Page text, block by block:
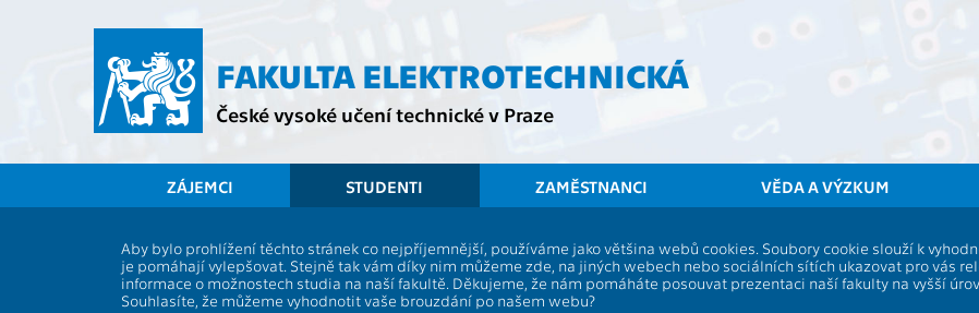
FAKULTA ELEKTROTECHNICKÁ
České vysoké učení technické v Praze
ZÁJEMCI STUDENTI ZAMĚSTNANCI VĚDA A VÝZKUM
Aby bylo prohlížení těchto stránek co nejpříjemnější, používáme jako většina webů cookies. Soubory cookie slouží k
je pomáhají vylepšovat. Stejně tak vám díky nim můžeme zde, na jiných webech nebo sociálních sítích ukazovat pro vás
informace o možnostech studia na naší fakultě. Děkujeme, že nám pomáháte posouvat prezentaci naší fakulty na vyšší
Souhlasíte, že můžeme vyhodnotit vaše brouzdání po našem webu?
Souhrnné informace
Vyhlášky a předpisy
Formuláře
A0B34BAP Bakalářská práce
Role: